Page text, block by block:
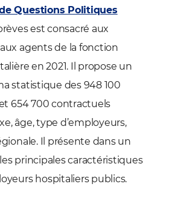
Questions Politiques
est consacré aux
agents de la fonction
en 2021. Il propose un
statistique des 948 100
654 700 contractuels
âge, type d’employeurs,
Il présente dans un
principales caractéristiques
hospitaliers publics.